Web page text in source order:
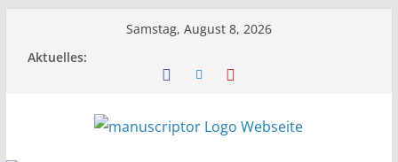
Samstag, August 8, 2026
Aktuelles: